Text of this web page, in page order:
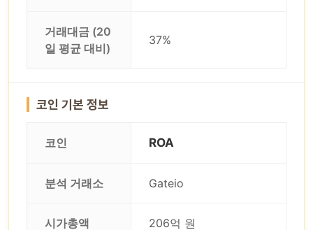
거래대금 (20
일 평균 대비)
37%
코인 기본 정보
코인 ROA
분석 거래소 Gateio
시가총액 206억 원